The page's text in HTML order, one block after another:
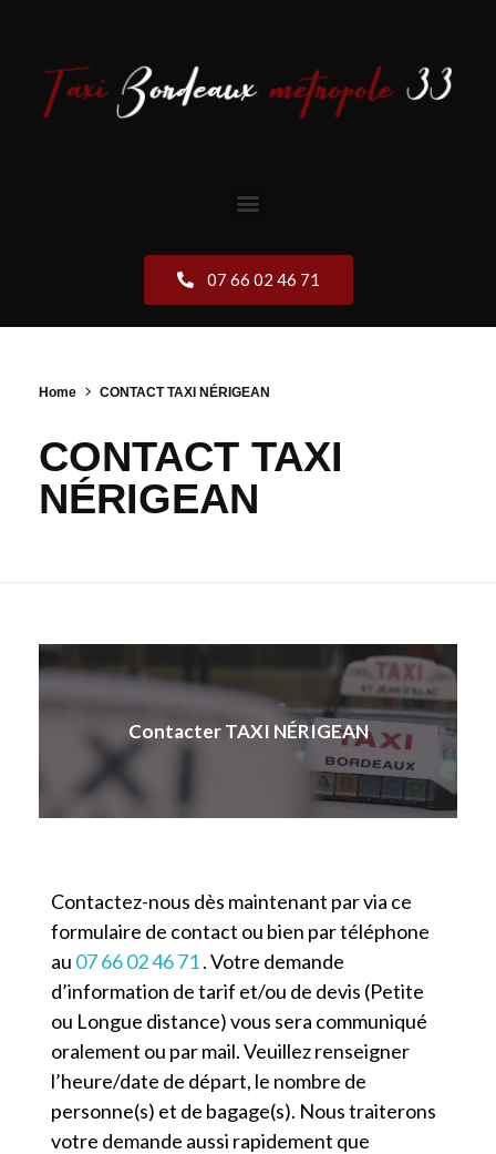
07 66 02 46 71
Home CONTACT TAXI NÉRIGEAN
CONTACT TAXI
NÉRIGEAN
Contacter TAXI NÉRIGEAN
Contactez-nous dès maintenant par via ce
formulaire de contact ou bien par téléphone
au 07 66 02 46 71. Votre demande
d’information de tarif et/ou de devis (Petite
ou Longue distance) vous sera communiqué
oralement ou par mail. Veuillez renseigner
l’heure/date de départ, le nombre de
personne(s) et de bagage(s). Nous traiterons
votre demande aussi rapidement que